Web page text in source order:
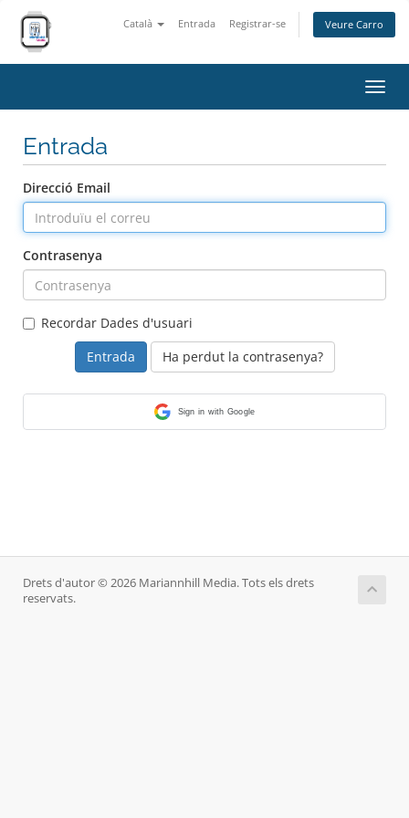
Català Entrada Registrar-se Veure Carro
la
Entrada
Direcció Email
Contrasenya
Recordar Dades d'usuari
Ha perdut la contrasenya?
Sign in with Google
Drets d'autor © 2026 Mariannhill Media. Tots els drets
reservats.